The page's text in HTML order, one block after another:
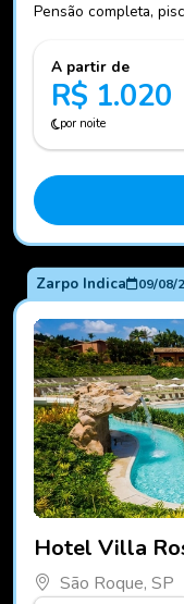
Pensão completa,
A partir de
R$ 1.020
por noite
Zarpo Indica 09/08/
Hotel Villa
São Roque, SP